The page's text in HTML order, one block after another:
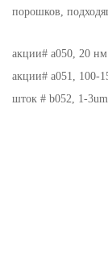
порошков,
акции# a050, 20 нм
акции# a051, 100-
шток # b052, 1-